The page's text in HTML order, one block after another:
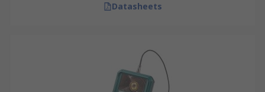
Datasheets